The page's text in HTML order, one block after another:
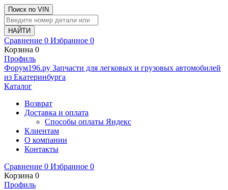
Поиск по VIN
Сравнение 0 Избранное 0
Корзина 0
Профиль
Фoрум196.ру Запчасти для легковых и грузовых автомобилей
из Екатеринбурга
Каталог
Возврат
Доставка и оплата
Способы оплаты Яндекс
Клиентам
О компании
Контакты
Сравнение 0 Избранное 0
Корзина 0
Профиль